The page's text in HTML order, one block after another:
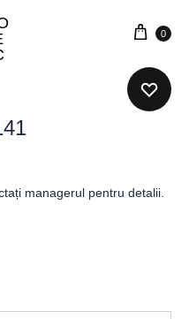
0
managerul pentru detalii.